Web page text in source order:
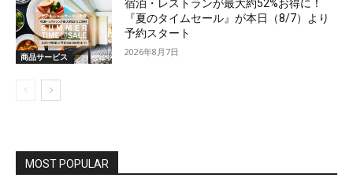
商品サービス
宿泊・レストランが最大約52%お得に！
『夏のタイムセール』が本日（8/7）より
予約スタート
2026年8月7日
MOST POPULAR